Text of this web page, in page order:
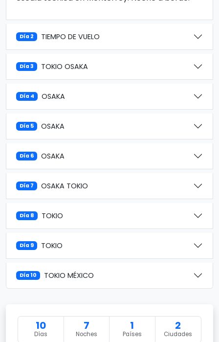
Día 2 TIEMPO DE VUELO
Día 3 TOKIO OSAKA
Día 4 OSAKA
Día 5 OSAKA
Día 6 OSAKA
Día 7 OSAKA TOKIO
Día 8 TOKIO
Día 9 TOKIO
Día 10 TOKIO MÉXICO
10
Días
7
Noches
1
Países
2
Ciudades